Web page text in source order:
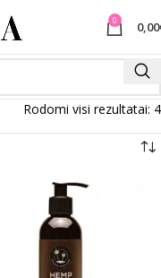
0 0,00
Rodomi visi rezultatai: 4